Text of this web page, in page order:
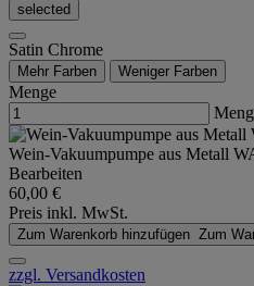
selected
Satin Chrome
Mehr Farben Weniger Farben
Menge
Wein-Vakuumpumpe aus Metall
Bearbeiten
60,00 €
Preis inkl. MwSt.
Zum Warenkorb hinzufügen Zum
zzgl. Versandkosten